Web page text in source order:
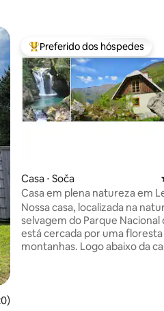
avaliação média de 5, 120
Entre os melhores preferidos
Preferido dos hóspedes
Casa ⋅ Soča
Casa em plena natureza em
Vale de Soča
Nossa casa, localizada na
selvagem do Parque Nacional
está cercada por uma floresta
montanhas. Logo abaixo da